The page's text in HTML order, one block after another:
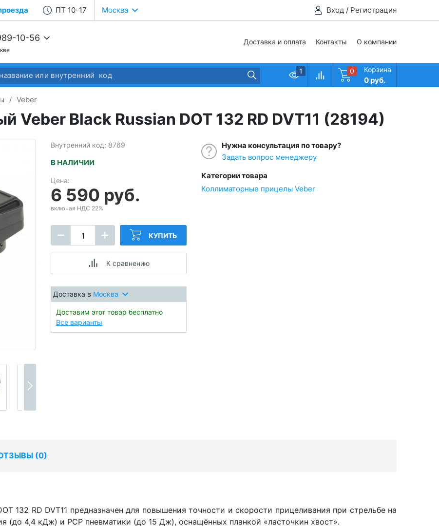
Вход / Регистрация
ПТ 10-17 Москва
Доставка и оплата Контакты О компании
10-56
22-37
04-14
1 0 Корзина
0 руб.
/ Veber
Veber Black Russian DOT 132 RD DVT11 (28194)
Внутренний код: 8769
В НАЛИЧИИ
Цена:
6 590 руб.
включая НДС 22%
КУПИТЬ
К сравнению
Доставка в Москва
Доставим этот товар бесплатно
Все варианты
Нужна консультация по товару?
Задать вопрос менеджеру
Категории товара
Коллиматорные прицелы Veber
(0)
132 RD DVT11 предназначен для повышения точности и скорости прицеливания при стрельбе на
(до 4,4 кДж) и PCP пневматики (до 15 Дж), оснащённых планкой «ласточкин хвост».